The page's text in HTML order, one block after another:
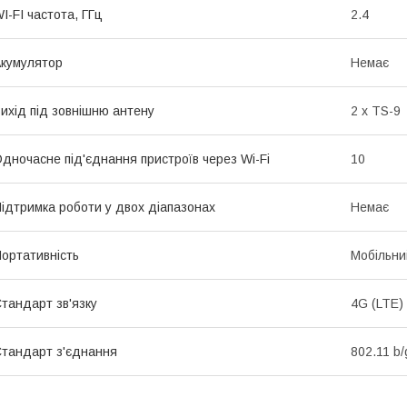
FI частота, ГГц 2.4
Немає
під зовнішню антену 2 х TS-9
під'єднання пристроїв через Wi-Fi 10
роботи у двох діапазонах Немає
зв'язку 4G (LTE)
з'єднання 802.11 b/